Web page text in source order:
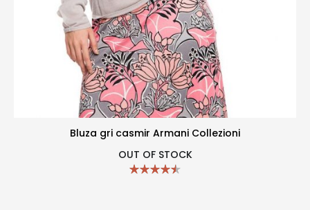
Bluza gri casmir Armani Collezioni
OUT OF STOCK